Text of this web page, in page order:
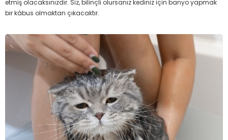
etmiş olacaksınızdır. Siz, bilinçli olursanız kediniz için banyo yapmak
bir kâbus olmaktan çıkacaktır.